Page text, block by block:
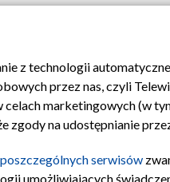
Moje zgody
z technologii
przez nas, czyli
celach marketingowych (w
zgody na udostępnianie
poszczególnych serwisów
umożliwiających